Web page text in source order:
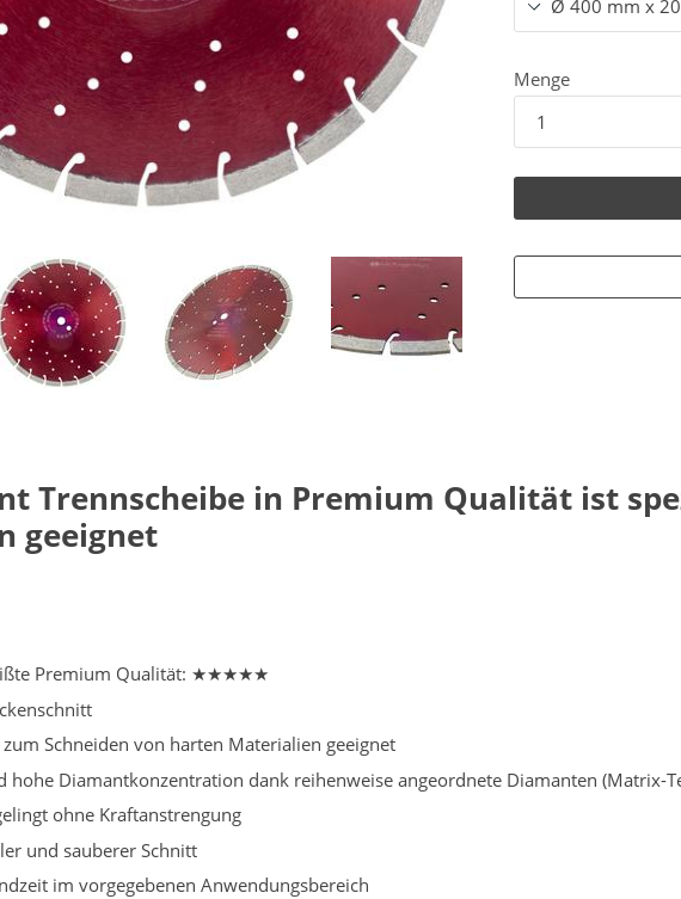
Menge
Trennscheibe in Premium Qualität ist
geeignet
Premium Qualität: ★★★★★
Schneiden von harten Materialien geeignet
hohe Diamantkonzentration dank reihenweise angeordnete Diamanten (Matrix-
ohne Kraftanstrengung
und sauberer Schnitt
im vorgegebenen Anwendungsbereich